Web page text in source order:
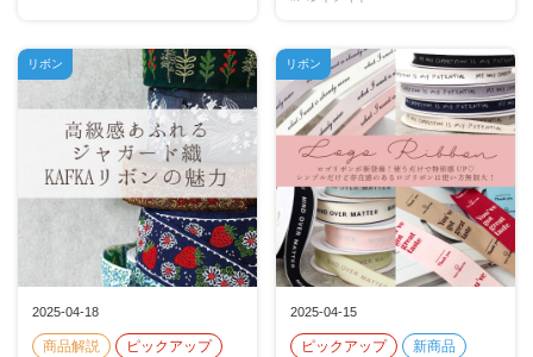
2025-04-18
商品解説 ピックアップ
リボン
2025-04-15
ピックアップ 新商品
リボン